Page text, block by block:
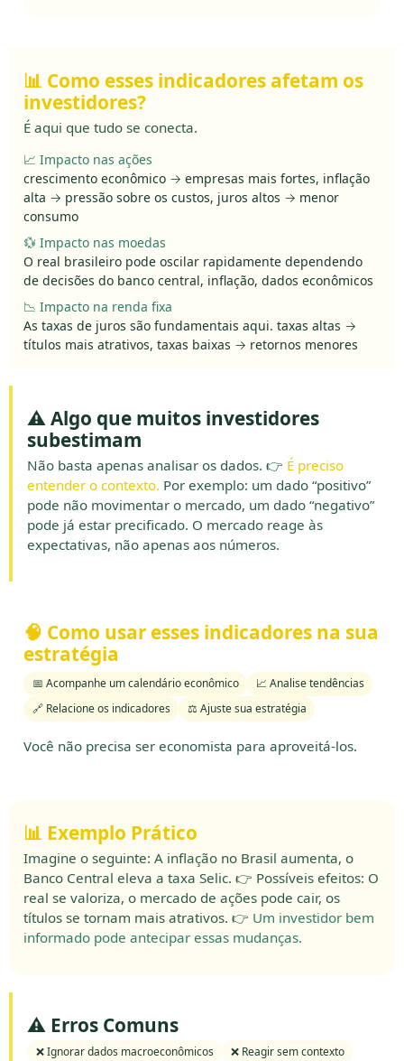
📊 Como esses indicadores afetam os
investidores?
É aqui que tudo se conecta.
📈 Impacto nas ações
crescimento econômico → empresas mais fortes, inflação
alta → pressão sobre os custos, juros altos → menor
consumo
💱 Impacto nas moedas
O real brasileiro pode oscilar rapidamente dependendo
de decisões do banco central, inflação, dados econômicos
📉 Impacto na renda fixa
As taxas de juros são fundamentais aqui. taxas altas →
títulos mais atrativos, taxas baixas → retornos menores
⚠️ Algo que muitos investidores
subestimam
Não basta apenas analisar os dados. 👉 É preciso
entender o contexto. Por exemplo: um dado “positivo”
pode não movimentar o mercado, um dado “negativo”
pode já estar precificado. O mercado reage às
expectativas, não apenas aos números.
🧠 Como usar esses indicadores na sua
estratégia
📅 Acompanhe um calendário econômico
📈 Analise tendências
🔗 Relacione os indicadores
⚖️ Ajuste sua estratégia
Você não precisa ser economista para aproveitá-los.
📊 Exemplo Prático
Imagine o seguinte: A inflação no Brasil aumenta, o
Banco Central eleva a taxa Selic. 👉 Possíveis efeitos: O
real se valoriza, o mercado de ações pode cair, os
títulos se tornam mais atrativos. 👉 Um investidor bem
informado pode antecipar essas mudanças.
⚠️ Erros Comuns
❌ Ignorar dados macroeconômicos
❌ Reagir sem contexto